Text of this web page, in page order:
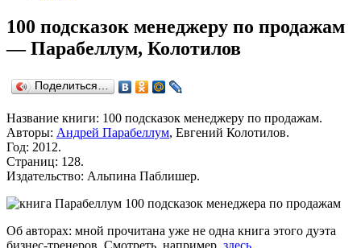
100 подсказок менеджеру по продажам
— Парабеллум, Колотилов
Поделиться…
Название книги: 100 подсказок менеджеру по продажам.
Авторы: Андрей Парабеллум, Евгений Колотилов.
Год: 2012.
Страниц: 128.
Издательство: Альпина Паблишер.
Об авторах: мной прочитана уже не одна книга этого дуэта
бизнес-тренеров. Смотреть, например, здесь.